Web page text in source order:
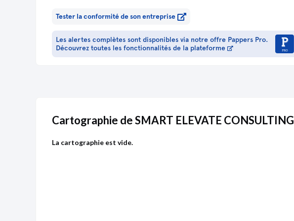
Tester la conformité de son entreprise
Les alertes complètes sont disponibles via notre offre Pappers Pro.
Découvrez toutes les fonctionnalités de la plateforme
Cartographie de SMART ELEVATE CONSULTING
La cartographie est vide.